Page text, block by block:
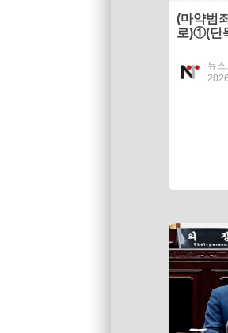
(마약범
로)①(단
주교도
뉴